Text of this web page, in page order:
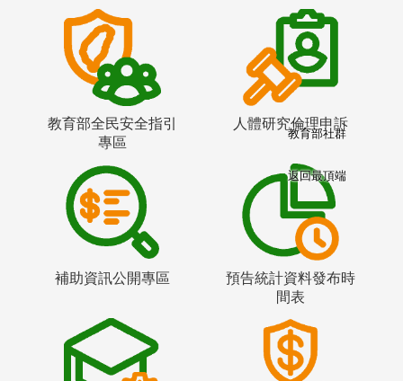
教育部全民安全指引
專區
人體研究倫理申訴
補助資訊公開專區
預告統計資料發布時
間表
教育部社群
返回最頂端